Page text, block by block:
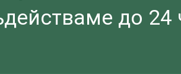
до 24